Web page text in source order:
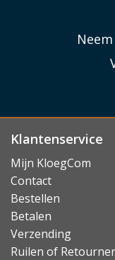
Klantenservice
Mijn KloegCom
Contact
Bestellen
Betalen
Verzending
Ruilen of